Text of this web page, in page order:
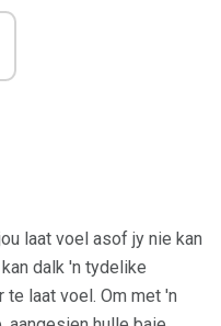
laat voel asof jy nie kan
dalk 'n tydelike
laat voel. Om met 'n